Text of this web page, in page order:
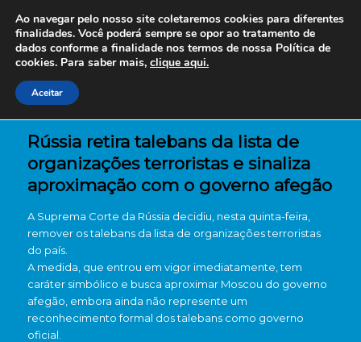
Rússia retira talebans da lista de
organizações terroristas e sinaliza
aproximação com o governo afegão
A Suprema Corte da Rússia decidiu, nesta quinta-feira,
remover os talebans da lista de organizações terroristas
do país.
A medida, que entrou em vigor imediatamente, tem
caráter simbólico e busca aproximar Moscou do governo
afegão, embora ainda não represente um
reconhecimento formal dos talebans como governo
oficial.
Ao navegar pelo nosso site coletaremos cookies para diferentes
finalidades. Você poderá sempre se opor ao tratamento de
dados conforme a finalidade nos termos de nossa Política de
cookies. Para saber mais, clique aqui.
Aceitar